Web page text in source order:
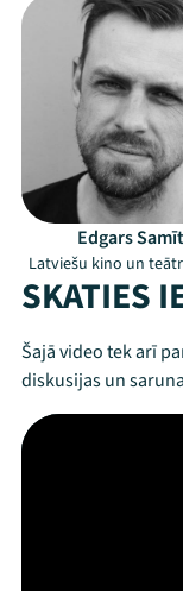
Edgars
Latviešu kino un
SKATIES
Šajā video tek arī
diskusijas un